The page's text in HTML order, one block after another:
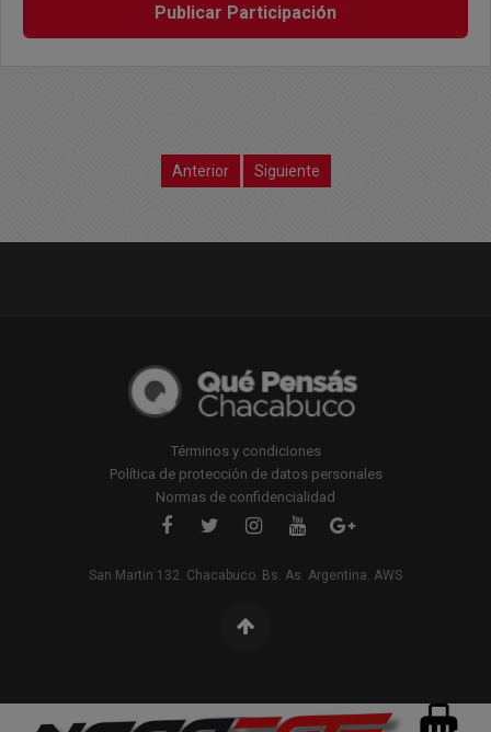
Publicar Participación
Anterior Siguiente
Términos y condiciones
Política de protección de datos personales
Normas de confidencialidad
San Martin 132. Chacabuco. Bs. As. Argentina. AWS